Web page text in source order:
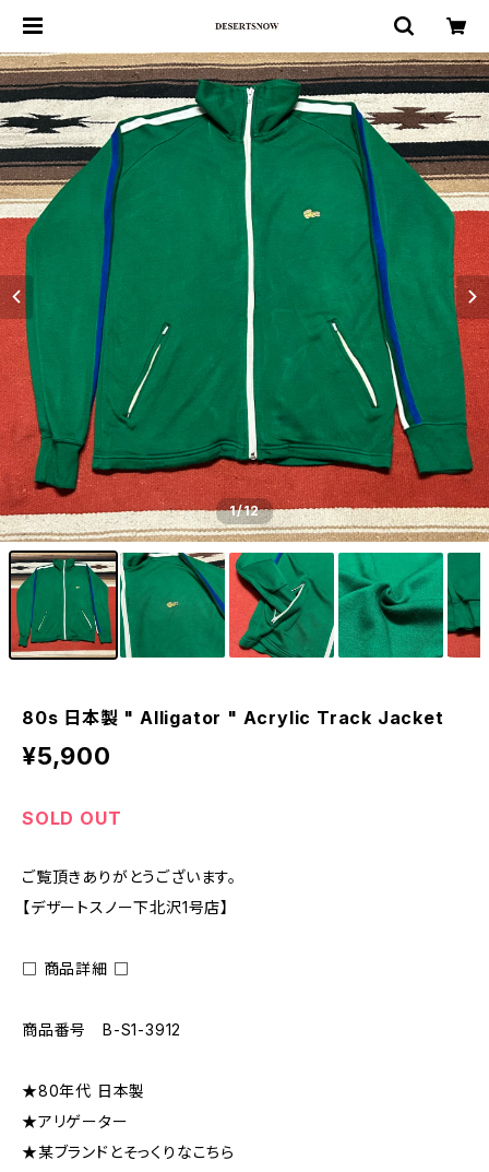
1/12
80s 日本製 " Alligator " Acrylic Track Jacket
¥5,900
SOLD OUT
ご覧頂きありがとうございます。
【デザートスノー下北沢1号店】
□ 商品詳細 □
商品番号 B-S1-3912
★80年代 日本製
★アリゲーター
★某ブランドとそっくりなこちら